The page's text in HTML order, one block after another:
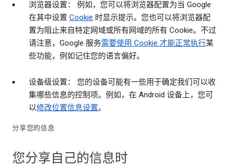
浏览器设置： 例如，您可以将浏览器配置为当 Google
在其中设置 Cookie 时显示提示。您也可以将浏览器配
置为阻止来自特定网域或所有网域的所有 Cookie。不过
请注意，Google 服务需要使用 Cookie 才能正常执行某
些功能，例如记住您的语言偏好。
设备级设置： 您的设备可能有一些用于确定我们可以收
集哪些信息的控制项。例如，在 Android 设备上，您可
以修改位置信息设置。
分享您的信息
您分享自己的信息时